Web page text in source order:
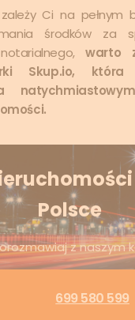
Ci na pełnym
środków za
warto
Skup.io, która
Polsce
z naszym
699 580 599